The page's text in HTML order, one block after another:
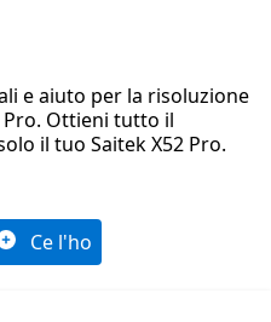
e aiuto per la risoluzione
Pro. Ottieni tutto il
il tuo Saitek X52 Pro.
Ce l'ho